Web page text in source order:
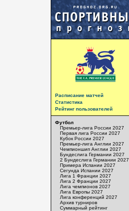
Расписание матчей
Статистика
Рейтинг пользователей
Футбол
Премьер-лига России 2027
Первая лига России 2027
Кубок России 2027
Премьер-лига Англии 2027
Чемпионшип Англии 2027
Бундеслига Германии 2027
2 Бундеслига Германии 2027
Примера Испании 2027
Сегунда Испании 2027
Лига 1 Франции 2027
Лига 2 Франции 2027
Лига чемпионов 2027
Лига Европы 2027
Лига конференций 2027
Архив турниров
Суммарный рейтинг